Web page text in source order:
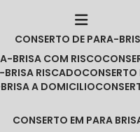
CONSERTO DE PARA-
BRISA COM RISCO
BRISA RISCADO
BRISA A DOMICILIO
CONSERTO EM PARA